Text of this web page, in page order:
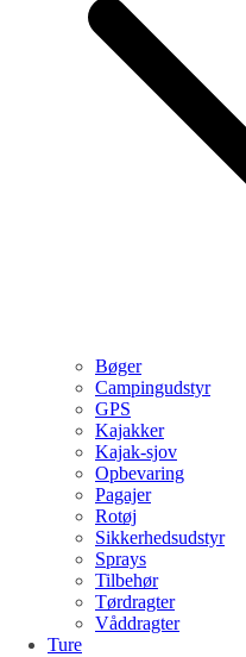
Bøger
Campingudstyr
GPS
Kajakker
Kajak-sjov
Opbevaring
Pagajer
Rotøj
Sikkerhedsudstyr
Sprays
Tilbehør
Tørdragter
Våddragter
Ture